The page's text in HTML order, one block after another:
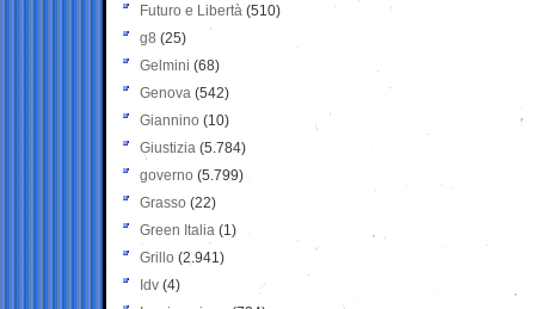
Futuro e Libertà (510)
g8 (25)
Gelmini (68)
Genova (542)
Giannino (10)
Giustizia (5.784)
governo (5.799)
Grasso (22)
Green Italia (1)
Grillo (2.941)
Idv (4)